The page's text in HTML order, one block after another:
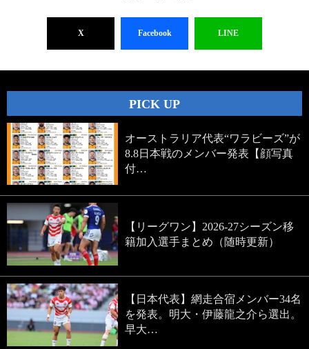
X Facebook LINE
PICK UP
オーストラリア代表“ワラビーズ”が
8.8日本戦のメンバー発表【顔写真
付…
【リーグワン】2026-27シーズン移
籍加入選手まとめ（随時更新）
【日本代表】網走合宿メンバー34名
を発表。明大・伊藤龍之介ら選出。
早大…